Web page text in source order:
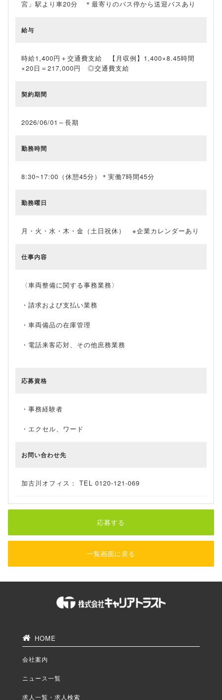
宮」駅より車20分 ＊最寄りのバス停から送迎バスあり
給与
時給1,400円＋交通費支給 【月収例】1,400×8.45時間
×20日＝217,000円 ◎交通費支給
契約期間
2026/06/01～長期
勤務時間
8:30~17:00（休憩45分）＊実働7時間45分
勤務曜日
月・火・水・木・金（土日祝休） ※企業カレンダーあり
仕事内容
〈車両整備に関する事務業務〉
・請求および支払い業務
・車両備品の在庫管理
・電話来客応対、その他庶務業務
応募資格
・事務経験者
・エクセル、ワード
お問い合わせ先
加古川オフィス： TEL 0120-121-069
応募する
一覧画面に戻る
HOME
会社案内
ニュース一覧
求人一覧・求人検索